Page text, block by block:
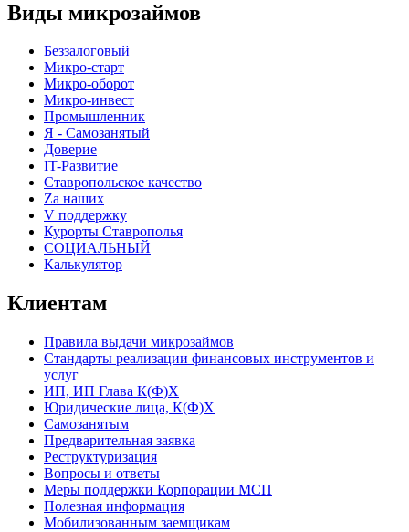
Виды микрозаймов
Беззалоговый
Микро-старт
Микро-оборот
Микро-инвест
Промышленник
Я - Самозанятый
Доверие
IT-Развитие
Ставропольское качество
Za наших
V поддержку
Курорты Ставрополья
СОЦИАЛЬНЫЙ
Калькулятор
Клиентам
Правила выдачи микрозаймов
Стандарты реализации финансовых инструментов и
услуг
ИП, ИП Глава К(Ф)Х
Юридические лица, К(Ф)Х
Самозанятым
Предварительная заявка
Реструктуризация
Вопросы и ответы
Меры поддержки Корпорации МСП
Полезная информация
Мобилизованным заемщикам